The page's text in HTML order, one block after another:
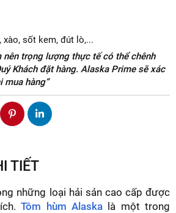
xào, sốt kem, đút lò,...
nên trọng lượng thực tế có thể chênh
Khách đặt hàng. Alaska Prime sẽ xác
mua hàng”
TIẾT
những loại hải sản cao cấp được
Tôm hùm Alaska là một trong